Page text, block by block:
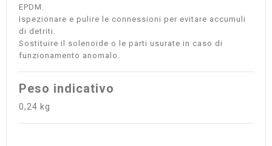
EPDM.
Ispezionare e pulire le connessioni per evitare accumuli
di detriti.
Sostituire il solenoide o le parti usurate in caso di
funzionamento anomalo.
Peso indicativo
0,24 kg